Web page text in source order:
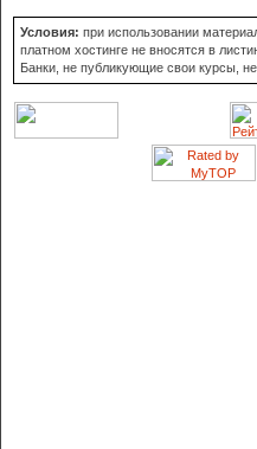
Условия: при использовании
платном хостинге не вносятся в
Банки, не публикующие свои курсы, не